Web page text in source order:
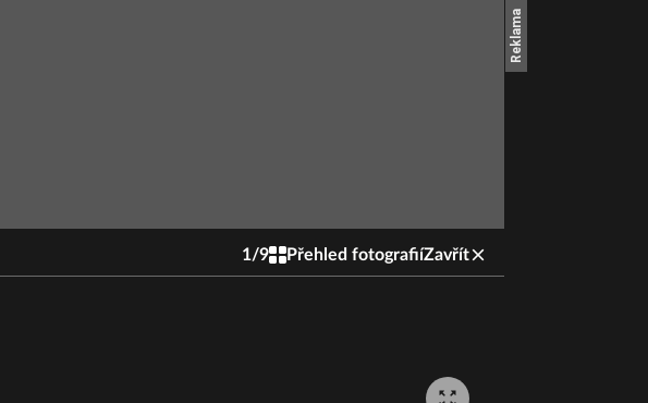
1/9 Přehled fotografiíZavřít